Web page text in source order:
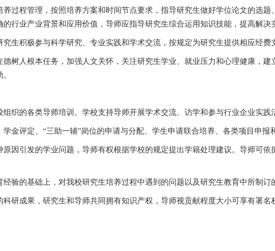
养过程管理，按照培养方案和时间节点要求，指导研究生做好学位论文的选
行业产业背景和应用价值，导师应指导研究生综合运用知识技能，提高解决
究生积极参与科学研究、专业实践和学术交流，按规定为研究生提供相应经费
德树人根本任务，加强人文关怀，关注研究生学业、就业压力和心理健康，
组织的各类导师培训。学校支持导师开展学术交流、访学和参与行业企业实践
学金评定、“三助一辅”岗位的申请与分配、学生申请联合培养、各类项目申报
原因引发的学业问题，导师有权根据学校的规定提出学籍处理建议。导师可
经验的基础上，对我校研究生培养过程中遇到的问题以及研究生教育中所制订
科研成果，研究生和导师共同拥有知识产权，导师视贡献程度大小可享有署名